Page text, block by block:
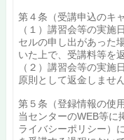
第４条（受講申込のキ
（１）講習会等の実施
セルの申し出があった
いた上で、受講料等を
（２）講習会等の実施
原則として返金しません
第５条（登録情報の使用
当センターのWEB等に
ライバシーポリシー）